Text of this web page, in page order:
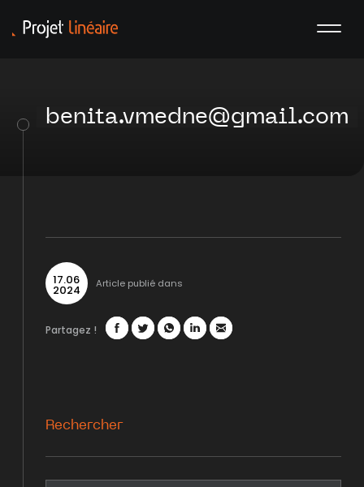
benita.vmedne@gmail.com
17.06
2024 Article publié dans
Partagez !
Rechercher